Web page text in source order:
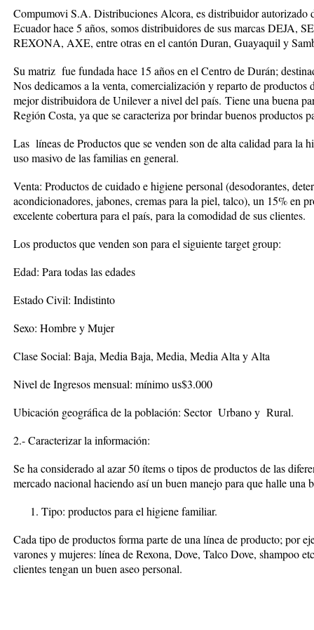
Compumovi S.A. Distribuciones Alcora, es distribuidor autorizado
Ecuador hace 5 años, somos distribuidores de sus marcas
REXONA, AXE, entre otras en el cantón Duran, Guayaquil y
Su matriz fue fundada hace 15 años en el Centro de Durán;
Nos dedicamos a la venta, comercialización y reparto de productos
mejor distribuidora de Unilever a nivel del país. Tiene una buena
Región Costa, ya que se caracteriza por brindar buenos productos
Las líneas de Productos que se venden son de alta calidad para la
uso masivo de las familias en general.
Venta: Productos de cuidado e higiene personal (desodorantes,
acondicionadores, jabones, cremas para la piel, talco), un 15% en
excelente cobertura para el país, para la comodidad de sus clientes.
Los productos que venden son para el siguiente target group:
Edad: Para todas las edades
Estado Civil: Indistinto
Sexo: Hombre y Mujer
Clase Social: Baja, Media Baja, Media, Media Alta y Alta
Nivel de Ingresos mensual: mínimo us$3.000
Ubicación geográfica de la población: Sector Urbano y Rural.
2.- Caracterizar la información:
Se ha considerado al azar 50 ítems o tipos de productos de las
mercado nacional haciendo así un buen manejo para que halle una
Tipo: productos para el higiene familiar.
Cada tipo de productos forma parte de una línea de producto; por
varones y mujeres: línea de Rexona, Dove, Talco Dove, shampoo
clientes tengan un buen aseo personal.